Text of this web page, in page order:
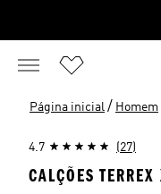
Página inicial / Homem
4.7 (27)
CALÇÕES